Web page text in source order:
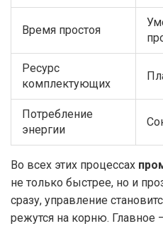
Время простоя
Ресурс
комплектующих
Потребление
энергии
Во всех этих процессах
не только быстрее, но и
сразу, управление
режутся на корню. Главное